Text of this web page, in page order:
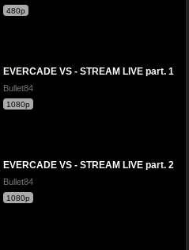
480p
EVERCADE VS - STREAM LIVE part. 1
Bullet84
1080p
EVERCADE VS - STREAM LIVE part. 2
Bullet84
1080p